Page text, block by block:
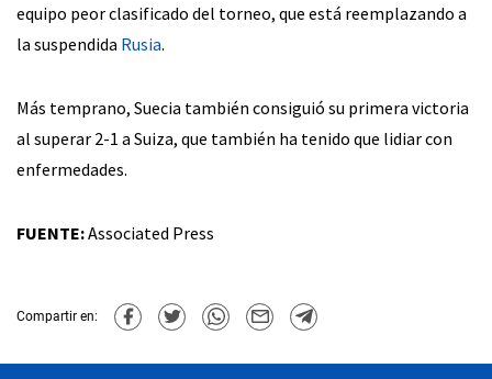
equipo peor clasificado del torneo, que está reemplazando a
la suspendida Rusia.
Más temprano, Suecia también consiguió su primera victoria
al superar 2-1 a Suiza, que también ha tenido que lidiar con
enfermedades.
FUENTE:Associated Press
Compartir en: